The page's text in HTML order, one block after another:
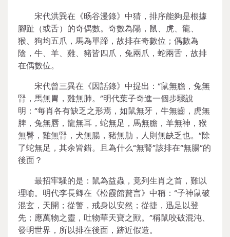
宋代洪巽在《旸谷漫錄》中猜，排序能夠是根據
腳趾（或舌）的奇偶數。奇數為陽，鼠、虎、龍、
猴、狗均五爪，馬為單蹄，故排在奇數位；偶數為
陰，牛、羊、雞、豬皆四爪，兔兩爪，蛇兩舌，故排
在偶數位。
宋代曾三異在《因話錄》中提出：“鼠無膽，兔無
腎，馬無胃，雞無肺。”明代葉子奇進一個步驟說
明：“每肖各有缺乏之形焉，如鼠無牙，牛無齒，虎無
脾，兔無唇，龍無耳，蛇無足，馬無膽，羊無神，猴
無臀，雞無腎，犬無腸，豬無肋，人則無缺乏也。”除
了蛇無足，其余皆錯。且為什么“無腎”該排在“無腸”的
後面？
最招牢騷的是：鼠為益蟲，竟列生肖之首，難以
理喻。明代李長卿在《松霞館贅言》中稱：“子神鼠破
混玄，天開；從警，戒身以安然；從捷，迅足以登
先；應萬物之靈，吐物華天寶之獸。”稱鼠咬破混沌、
發明世界，所以排在後面，跡近假造。